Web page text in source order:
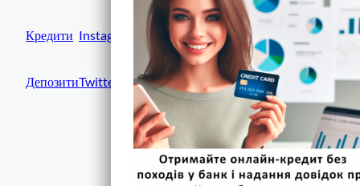
Кредити
Депозити
Instagram
Twitter
Фінанси IN UA
вулиця Хрещатик, 14
Київ, 01001